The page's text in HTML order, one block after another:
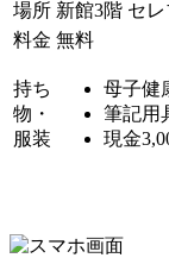
場所 新館3階 セ
料金 無料
持ち
物・
服装
母子健
筆記
現金